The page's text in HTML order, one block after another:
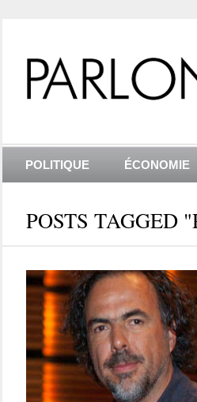
POLITIQUE ÉCONOMIE
POSTS TAGGED